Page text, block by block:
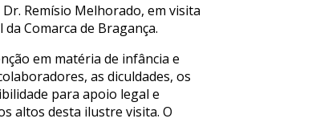
Remísio Melhorado, em visita
Comarca de Bragança.
em matéria de infância e
as dificuldades, os
para apoio legal e
altos desta ilustre visita. O